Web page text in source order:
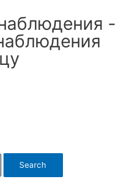
-
Search